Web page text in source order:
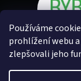
Používáme
prohlížení webu
zlepšovali jeho